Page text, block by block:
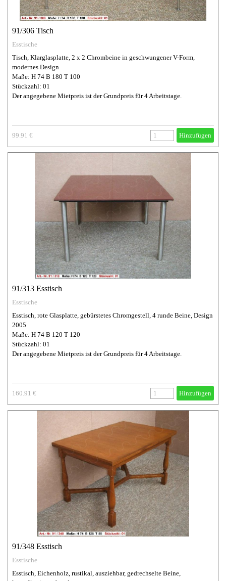
91/306 Tisch
Esstische
Tisch, Klarglasplatte, 2 x 2 Chrombeine in geschwungener V-Form,
modernes Design
Maße: H 74 B 180 T 100
Stückzahl: 01
Der angegebene Mietpreis ist der Grundpreis für 4 Arbeitstage.
99.91 € Hinzufügen
91/313 Esstisch
Esstische
Esstisch, rote Glasplatte, gebürstetes Chromgestell, 4 runde Beine, Design
2005
Maße: H 74 B 120 T 120
Stückzahl: 01
Der angegebene Mietpreis ist der Grundpreis für 4 Arbeitstage.
160.91 € Hinzufügen
91/348 Esstisch
Esstische
Esstisch, Eichenholz, rustikal, ausziehbar, gedrechselte Beine,